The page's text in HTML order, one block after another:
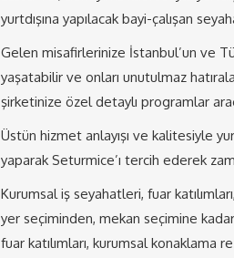
yurtdışına yapılacak bayi-çalışan
Gelen misafirlerinize İstanbul’un ve
yaşatabilir ve onları unutulmaz
şirketinize özel detaylı programlar
Üstün hizmet anlayışı ve kalitesiyle
yaparak Seturmice’ı tercih ederek
Kurumsal iş seyahatleri, fuar
yer seçiminden, mekan seçimine
fuar katılımları, kurumsal konaklama